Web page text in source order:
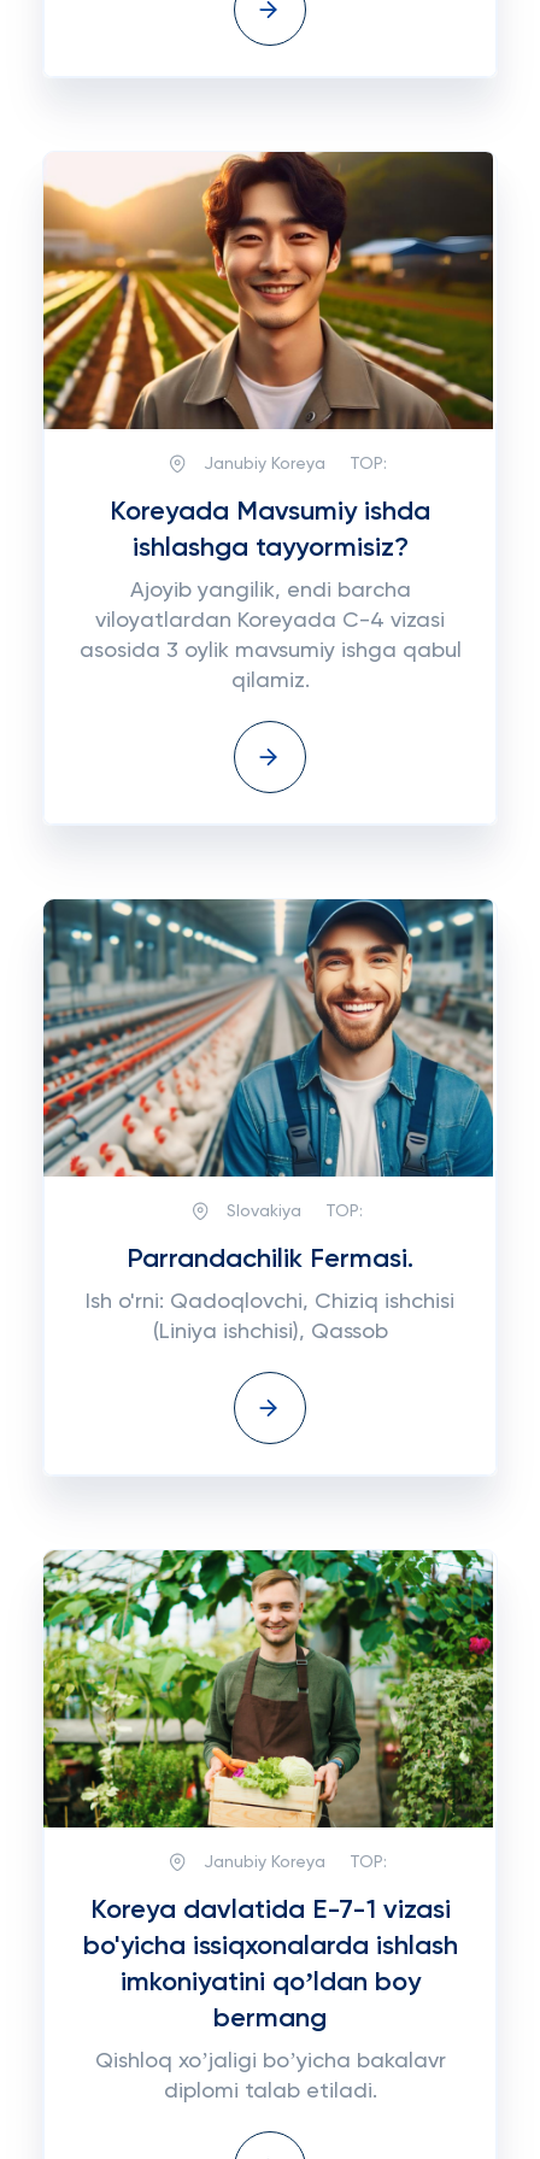
Janubiy Koreya TOP:
Koreyada Mavsumiy ishda
ishlashga tayyormisiz?
Ajoyib yangilik, endi barcha
viloyatlardan Koreyada C-4 vizasi
asosida 3 oylik mavsumiy ishga qabul
qilamiz.
Slovakiya TOP:
Parrandachilik Fermasi.
Ish o'rni: Qadoqlovchi, Chiziq ishchisi
(Liniya ishchisi), Qassob
Janubiy Koreya TOP:
Koreya davlatida E-7-1 vizasi
bo'yicha issiqxonalarda ishlash
imkoniyatini qoʼldan boy
bermang
Qishloq xoʼjaligi boʼyicha bakalavr
diplomi talab etiladi.